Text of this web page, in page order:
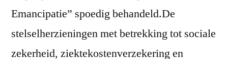
Emancipatie” spoedig behandeld.De
stelselherzieningen met betrekking tot sociale
zekerheid, ziektekostenverzekering en